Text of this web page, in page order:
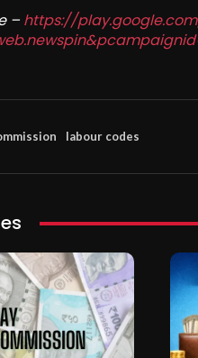
– https://
labour codes